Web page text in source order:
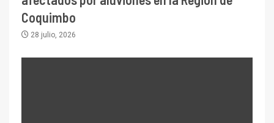
Coquimbo
28 julio, 2026